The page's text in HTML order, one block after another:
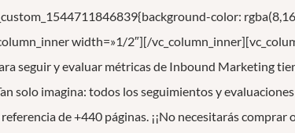
color:
width=»1/2″][/
seguir y evaluar métricas de Inbound Marketing
solo imagina: todos los seguimientos y
de +440 páginas. ¡¡No necesitarás